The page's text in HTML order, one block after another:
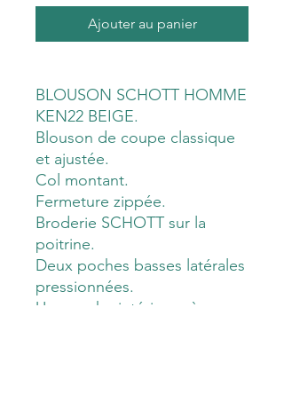
Ajouter au panier
BLOUSON SCHOTT HOMME
KEN22 BEIGE.
Blouson de coupe classique
et ajustée.
Col montant.
Fermeture zippée.
Broderie SCHOTT sur la
poitrine.
Deux poches basses latérales
pressionnées.
Une poche intérieure à